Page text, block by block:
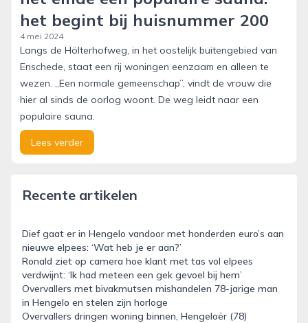
het begint bij huisnummer 200
4 mei 2024
Langs de Hölterhofweg, in het oostelijk buitengebied van
Enschede, staat een rij woningen eenzaam en alleen te
wezen. „Een normale gemeenschap”, vindt de vrouw die
hier al sinds de oorlog woont. De weg leidt naar een
populaire sauna.
Lees verder
Recente artikelen
Dief gaat er in Hengelo vandoor met honderden euro’s aan
nieuwe elpees: ‘Wat heb je er aan?’
Ronald ziet op camera hoe klant met tas vol elpees
verdwijnt: ‘Ik had meteen een gek gevoel bij hem’
Overvallers met bivakmutsen mishandelen 78-jarige man
in Hengelo en stelen zijn horloge
Overvallers dringen woning binnen, Hengeloër (78)